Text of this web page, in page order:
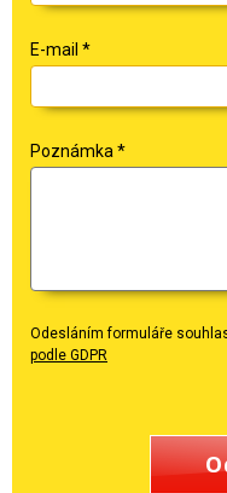
E-mail *
Poznámka *
Odesláním formuláře
podle GDPR